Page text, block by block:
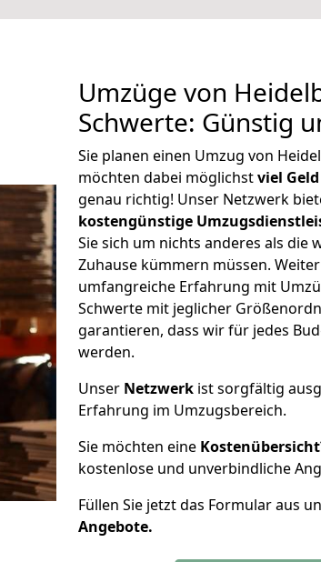
Umzüge von
Schwerte: Günstig
Sie planen einen Umzug von
möchten dabei möglichstviel
genau richtig! Unser Netzwerk
kostengünstige
Sie sich um nichts anderes als die
Zuhause kümmern müssen.
umfangreiche Erfahrung mit
Schwerte mit jeglicher
garantieren, dass wir für jedes
werden.
Unser Netzwerk ist sorgfältig
Erfahrung im Umzugsbereich.
Sie möchten eine
kostenlose und unverbindliche
Füllen Sie jetzt das Formular aus
Angebote.